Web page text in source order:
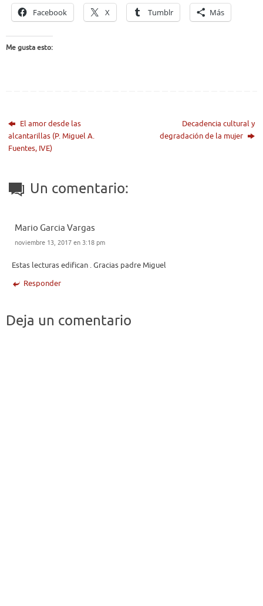
Facebook X Tumblr Más
Me gusta esto:
El amor desde las
alcantarillas (P. Miguel A.
Fuentes, IVE)
Decadencia cultural y
degradación de la mujer
Un comentario:
Mario Garcia Vargas
noviembre 13, 2017 en 3:18 pm
Estas lecturas edifican . Gracias padre Miguel
Responder
Deja un comentario